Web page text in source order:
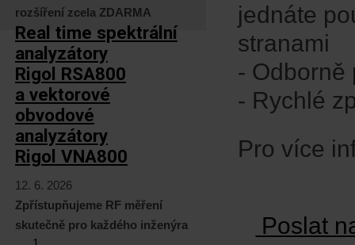
jednáte
stranami
- Odborně
- Rychlé
Pro více
Poslat
rozšíření zcela ZDARMA
Real time spektrální
analyzátory
Rigol RSA800
a vektorové
obvodové
analyzátory
Rigol VNA800
12. 6. 2026
Zpřístupňujeme RF měření
skutečně pro každého inženýra